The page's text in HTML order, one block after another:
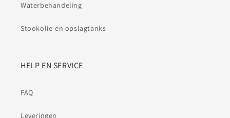
Waterbehandeling
Stookolie-en opslagtanks
HELP EN SERVICE
FAQ
Leveringen